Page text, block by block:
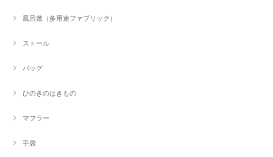
風呂敷（多用途ファブリック）
ストール
バッグ
ひのきのはきもの
マフラー
手袋